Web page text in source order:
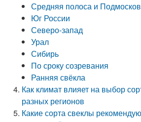
Средняя полоса и
Юг России
Северо-запад
Урал
Сибирь
По сроку созревания
Ранняя свёкла
Как климат влияет на выбор
разных регионов
Какие сорта свеклы